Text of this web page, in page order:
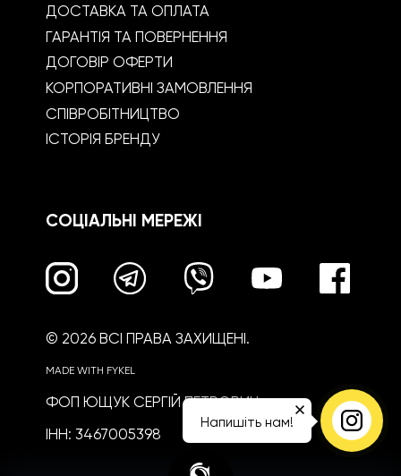
ДОСТАВКА ТА ОПЛАТА
ГАРАНТІЯ ТА ПОВЕРНЕННЯ
ДОГОВІР ОФЕРТИ
КОРПОРАТИВНІ ЗАМОВЛЕННЯ
СПІВРОБІТНИЦТВО
ІСТОРІЯ БРЕНДУ
СОЦІАЛЬНІ МЕРЕЖІ
© 2026 ВСІ ПРАВА ЗАХИЩЕНІ.
MADE WITH FYKEL
ФОП ЮЩУК СЕРГІЙ ПЕТРОВИЧ
ІНН: 3467005398
Напишіть нам!